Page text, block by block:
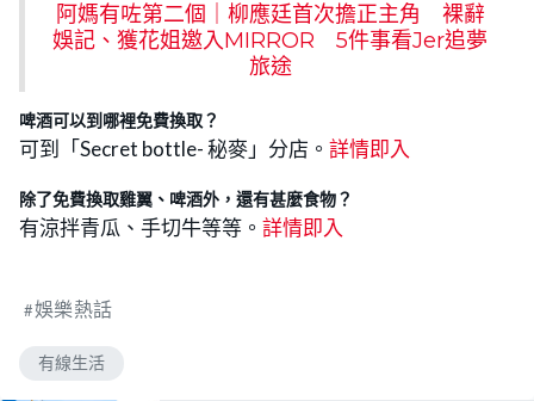
阿媽有咗第二個｜柳應廷首次擔正主角 裸辭
娛記、獲花姐邀入MIRROR 5件事看Jer追夢
旅途
啤酒可以到哪裡免費換取？
可到「Secret bottle- 秘麥」分店。 詳情即入
除了免費換取雞翼、啤酒外，還有甚麼食物？
有涼拌青瓜、手切牛等等。 詳情即入
娛樂熱話
有線生活